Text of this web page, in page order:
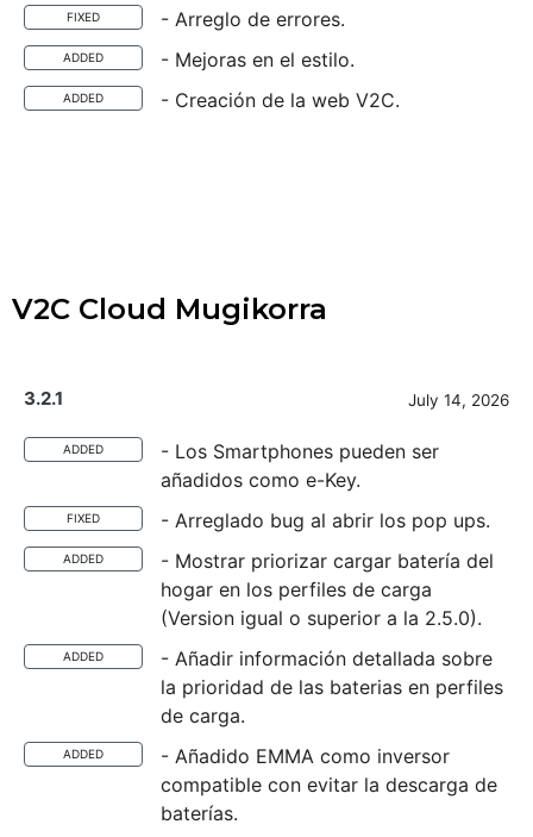
FIXED - Arreglo de errores.
ADDED - Mejoras en el estilo.
ADDED - Creación de la web V2C.
V2C Cloud Mugikorra
3.2.1 July 14, 2026
ADDED
- Los Smartphones pueden ser
añadidos como e-Key.
FIXED - Arreglado bug al abrir los pop ups.
ADDED
- Mostrar priorizar cargar batería del
hogar en los perfiles de carga
(Version igual o superior a la 2.5.0).
ADDED
- Añadir información detallada sobre
la prioridad de las baterias en perfiles
de carga.
ADDED
- Añadido EMMA como inversor
compatible con evitar la descarga de
baterías.